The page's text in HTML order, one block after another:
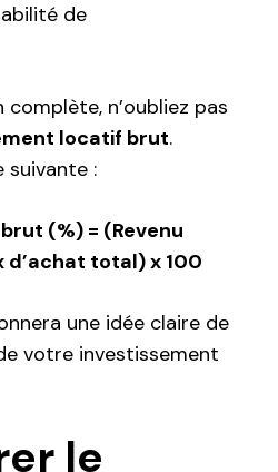
de
complète, n’oubliez pas
locatif brut.
suivante :
(%) = (Revenu
total) x 100
une idée claire de
votre investissement
le